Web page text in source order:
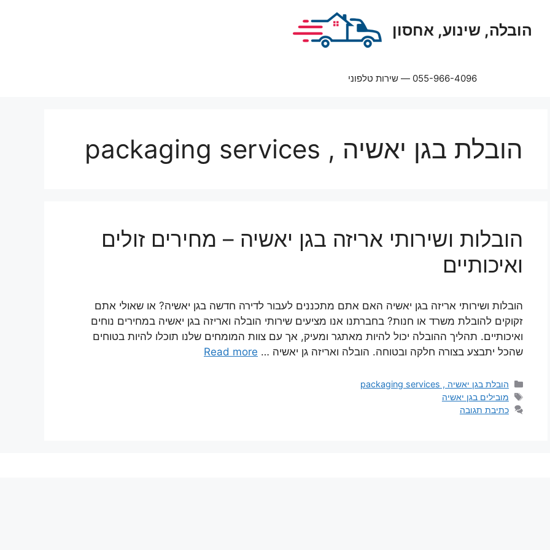
הובלה, שינוע, אחסון
055-966-4096 — שירות טלפוני
הובלת בגן יאשיה , packaging services
הובלות ושירותי אריזה בגן יאשיה – מחירים זולים
ואיכותיים
הובלות ושירותי אריזה בגן יאשיה האם אתם מתכננים לעבור לדירה חדשה בגן יאשיה? או שאולי אתם
זקוקים להובלת משרד או חנות? בחברתנו אנו מציעים שירותי הובלה ואריזה בגן יאשיה במחירים נוחים
ואיכותיים. תהליך ההובלה יכול להיות מאתגר ומעיק, אך עם צוות המומחים שלנו תוכלו להיות בטוחים
שהכל יתבצע בצורה חלקה ובטוחה. הובלה ואריזה גן יאשיה … Read more
קטגוריות
הובלת בגן יאשיה , packaging services
תגיות
מובילים בגן יאשיה
כתיבת תגובה